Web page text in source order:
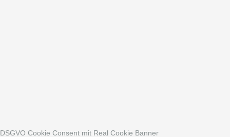
DSGVO Cookie Consent mit Real Cookie Banner